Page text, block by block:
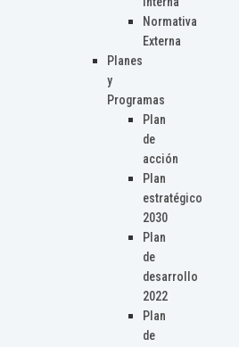
Normativa
Externa
Planes
y
Programas
Plan
de
acción
Plan
estratégico
2030
Plan
de
desarrollo
2022
Plan
de